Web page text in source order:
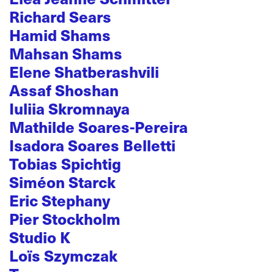
Richard Sears
Hamid Shams
Mahsan Shams
Elene Shatberashvili
Assaf Shoshan
Iuliia Skromnaya
Mathilde Soares-Pereira
Isadora Soares Belletti
Tobias Spichtig
Siméon Starck
Eric Stephany
Pier Stockholm
Studio K
Loïs Szymczak